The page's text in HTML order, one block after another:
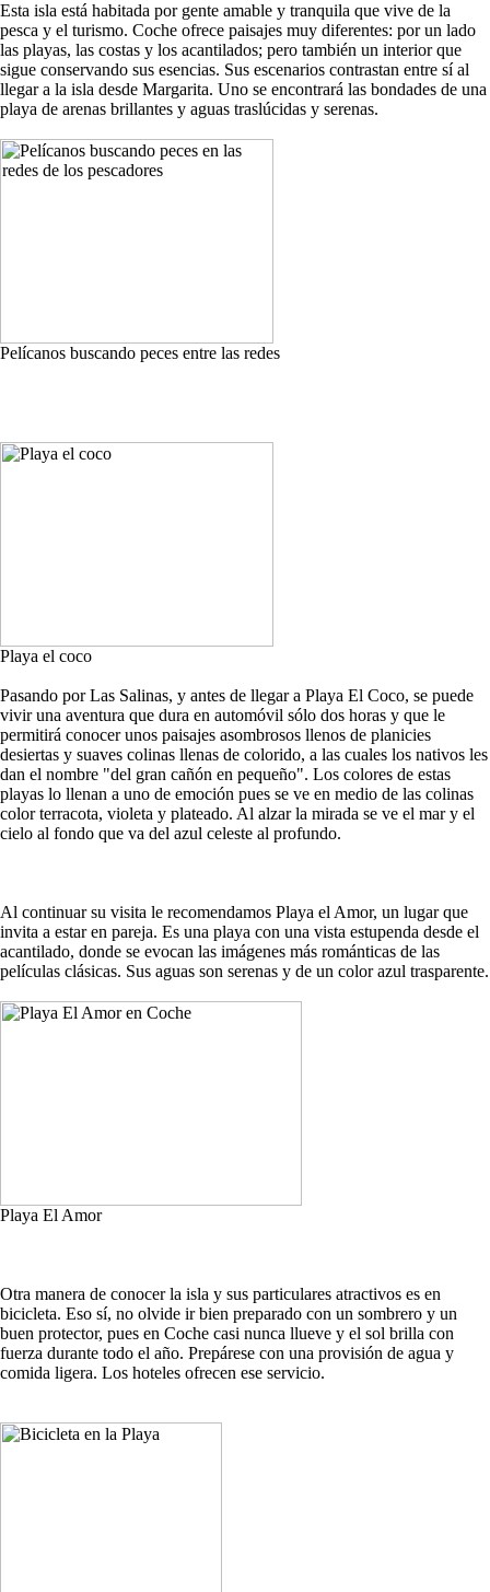
Esta isla está habitada por gente amable y tranquila que vive de la
pesca y el turismo. Coche ofrece paisajes muy diferentes: por un lado
las playas, las costas y los acantilados; pero también un interior que
sigue conservando sus esencias. Sus escenarios contrastan entre sí al
llegar a la isla desde Margarita. Uno se encontrará las bondades de una
playa de arenas brillantes y aguas traslúcidas y serenas.
Pelícanos buscando peces entre las redes
Playa el coco
Pasando por Las Salinas, y antes de llegar a Playa El Coco, se puede
vivir una aventura que dura en automóvil sólo dos horas y que le
permitirá conocer unos paisajes asombrosos llenos de planicies
desiertas y suaves colinas llenas de colorido, a las cuales los nativos les
dan el nombre "del gran cañón en pequeño". Los colores de estas
playas lo llenan a uno de emoción pues se ve en medio de las colinas
color terracota, violeta y plateado. Al alzar la mirada se ve el mar y el
cielo al fondo que va del azul celeste al profundo.
Al continuar su visita le recomendamos Playa el Amor, un lugar que
invita a estar en pareja. Es una playa con una vista estupenda desde el
acantilado, donde se evocan las imágenes más románticas de las
películas clásicas. Sus aguas son serenas y de un color azul trasparente.
Playa El Amor
Otra manera de conocer la isla y sus particulares atractivos es en
bicicleta. Eso sí, no olvide ir bien preparado con un sombrero y un
buen protector, pues en Coche casi nunca llueve y el sol brilla con
fuerza durante todo el año. Prepárese con una provisión de agua y
comida ligera. Los hoteles ofrecen ese servicio.